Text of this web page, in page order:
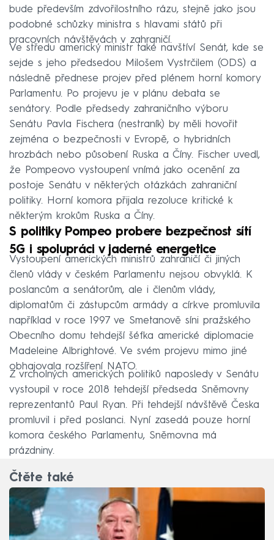
bude především zdvořilostního rázu, stejně jako jsou
podobné schůzky ministra s hlavami států při
pracovních návštěvách v zahraničí.
Ve středu americký ministr také navštíví Senát, kde se
sejde s jeho předsedou Milošem Vystrčilem (ODS) a
následně přednese projev před plénem horní komory
Parlamentu. Po projevu je v plánu debata se
senátory. Podle předsedy zahraničního výboru
Senátu Pavla Fischera (nestraník) by měli hovořit
zejména o bezpečnosti v Evropě, o hybridních
hrozbách nebo působení Ruska a Číny. Fischer uvedl,
že Pompeovo vystoupení vnímá jako ocenění za
postoje Senátu v některých otázkách zahraniční
politiky. Horní komora přijala rezoluce kritické k
některým krokům Ruska a Číny.
S politiky Pompeo probere bezpečnost sítí
5G i spolupráci v jaderné energetice
Vystoupení amerických ministrů zahraničí či jiných
členů vlády v českém Parlamentu nejsou obvyklá. K
poslancům a senátorům, ale i členům vlády,
diplomatům či zástupcům armády a církve promluvila
například v roce 1997 ve Smetanově síni pražského
Obecního domu tehdejší šéfka americké diplomacie
Madeleine Albrightové. Ve svém projevu mimo jiné
obhajovala rozšíření NATO.
Z vrcholných amerických politiků naposledy v Senátu
vystoupil v roce 2018 tehdejší předseda Sněmovny
reprezentantů Paul Ryan. Při tehdejší návštěvě Česka
promluvil i před poslanci. Nyní zasedá pouze horní
komora českého Parlamentu, Sněmovna má
prázdniny.
Čtěte také